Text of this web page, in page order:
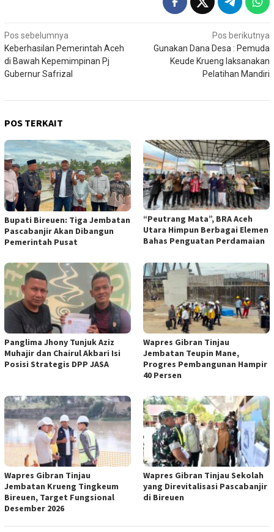
Navigasi
pos
Pos sebelumnya
Keberhasilan Pemerintah Aceh
di Bawah Kepemimpinan Pj
Gubernur Safrizal
Pos berikutnya
Gunakan Dana Desa : Pemuda
Keude Krueng laksanakan
Pelatihan Mandiri
POS TERKAIT
Bupati Bireuen: Tiga Jembatan
Pascabanjir Akan Dibangun
Pemerintah Pusat
“Peutrang Mata”, BRA Aceh
Utara Himpun Berbagai Elemen
Bahas Penguatan Perdamaian
Panglima Jhony Tunjuk Aziz
Muhajir dan Chairul Akbari Isi
Posisi Strategis DPP JASA
Wapres Gibran Tinjau
Jembatan Teupin Mane,
Progres Pembangunan Hampir
40 Persen
Wapres Gibran Tinjau
Jembatan Krueng Tingkeum
Bireuen, Target Fungsional
Desember 2026
Wapres Gibran Tinjau Sekolah
yang Direvitalisasi Pascabanjir
di Bireuen